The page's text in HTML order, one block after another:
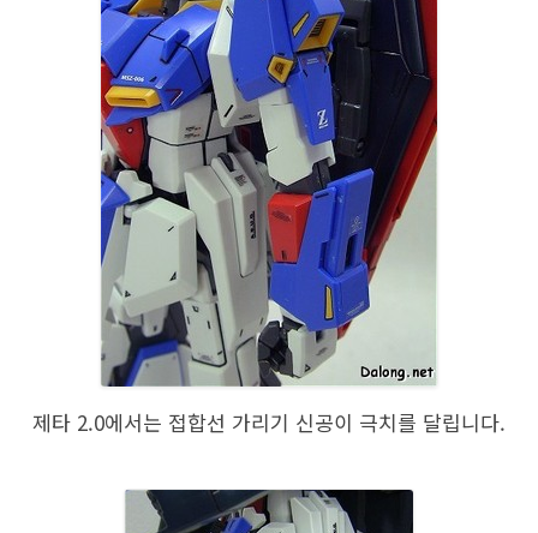
제타 2.0에서는 접합선 가리기 신공이 극치를 달립니다.